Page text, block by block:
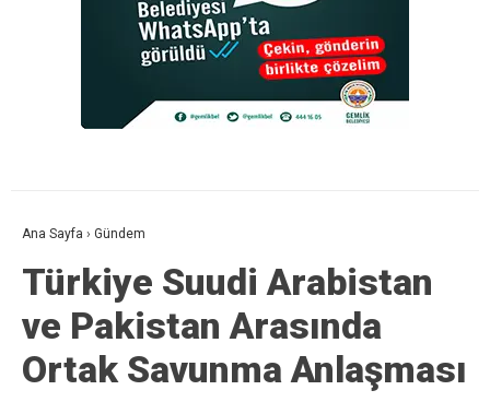
Ana Sayfa › Gündem
Türkiye Suudi Arabistan
ve Pakistan Arasında
Ortak Savunma Anlaşması